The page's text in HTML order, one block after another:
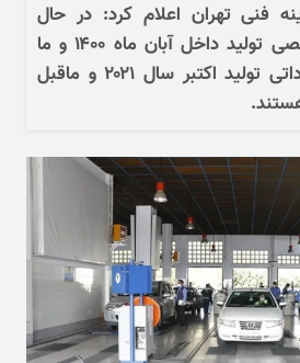
فنی تهران اعلام کرد: در حال
حاضر خودرو‌های شخصی تولید داخل آبان ماه ۱۴۰۰ و ما
قبل و خودرو‌های وارداتی تولید اکتبر سال ۲۰۲۱ و ماقبل